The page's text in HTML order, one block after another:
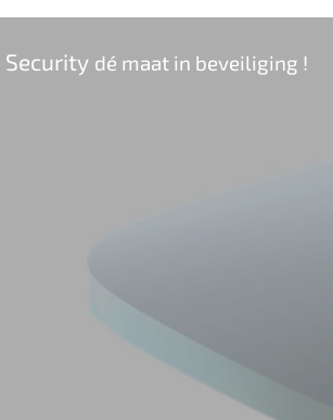
Security dé maat in beveiliging !